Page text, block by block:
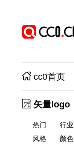
cc0首页
矢量logo
热门 行业
风格
颜色